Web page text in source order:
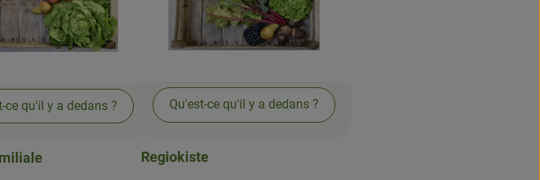
ce qu'il y a dedans ? Qu'est-ce qu'il y a dedans ?
Regiokiste